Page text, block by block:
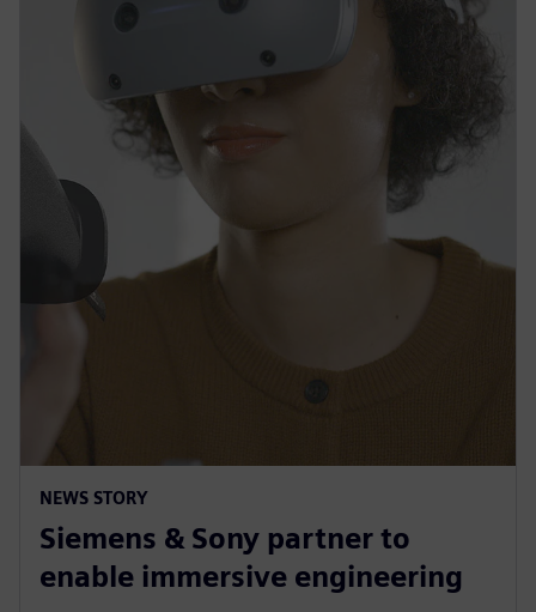
NEWS STORY
Siemens & Sony partner to
enable immersive engineering